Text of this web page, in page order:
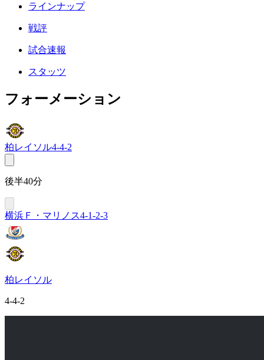
ラインナップ
戦評
試合速報
スタッツ
フォーメーション
柏レイソル4-4-2
後半40分
横浜Ｆ・マリノス4-1-2-3
柏レイソル
4-4-2